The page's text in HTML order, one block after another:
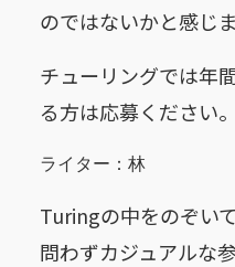
のではないかと感じ
チューリングでは年
る方は応募ください。
ライター：林
Turingの中をのぞい
問わずカジュアルな